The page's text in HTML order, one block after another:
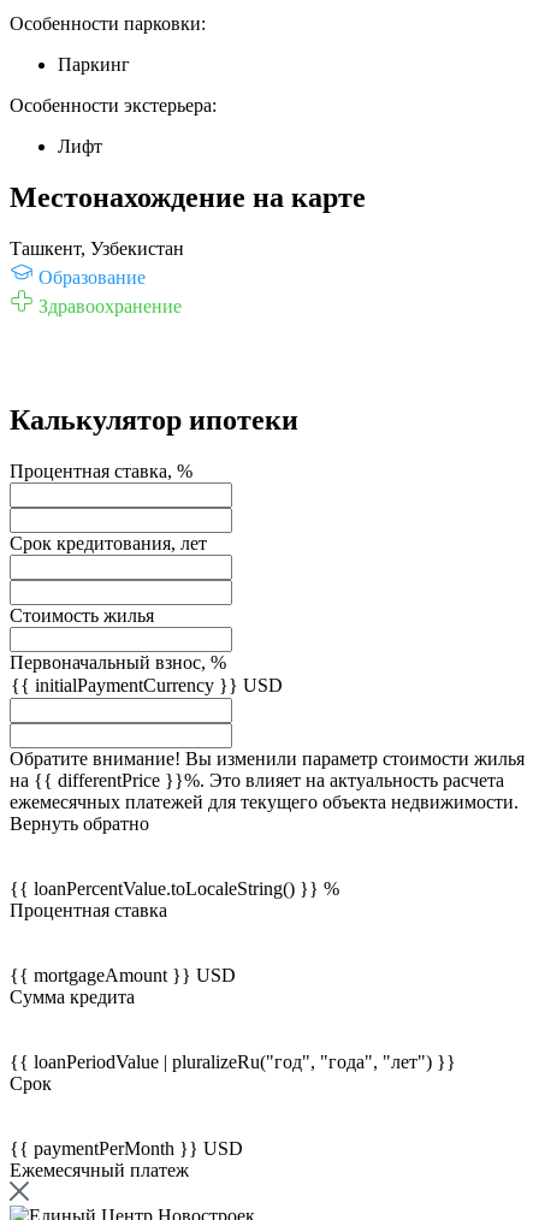
Особенности парковки:
Паркинг
Особенности экстерьера:
Лифт
Местонахождение на карте
Ташкент, Узбекистан
Образование
Здравоохранение
Калькулятор ипотеки
Процентная ставка, %
Срок кредитования, лет
Стоимость жилья
Первоначальный взнос, %
{{ initialPaymentCurrency }} USD
Обратите внимание! Вы изменили параметр стоимости жилья
на {{ differentPrice }}%. Это влияет на актуальность расчета
ежемесячных платежей для текущего объекта недвижимости.
Вернуть обратно
{{ loanPercentValue.toLocaleString() }} %
Процентная ставка
{{ mortgageAmount }} USD
Сумма кредита
{{ loanPeriodValue | pluralizeRu("год", "года", "лет") }}
Срок
{{ paymentPerMonth }} USD
Ежемесячный платеж